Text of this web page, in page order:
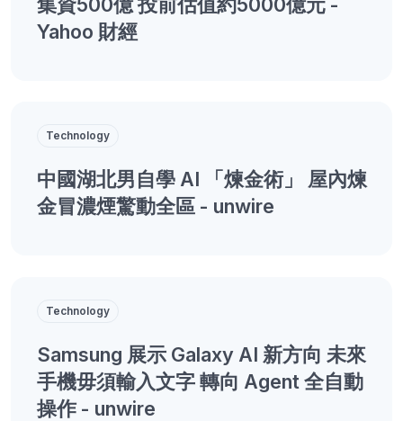
Yahoo 財經
Technology
中國湖北男自學 AI 「煉金術」 屋內煉
金冒濃煙驚動全區 - unwire
Technology
Samsung 展示 Galaxy AI 新方向 未來
手機毋須輸入文字 轉向 Agent 全自動
操作 - unwire